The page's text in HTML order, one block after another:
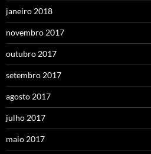
janeiro 2018
novembro 2017
outubro 2017
setembro 2017
agosto 2017
julho 2017
maio 2017